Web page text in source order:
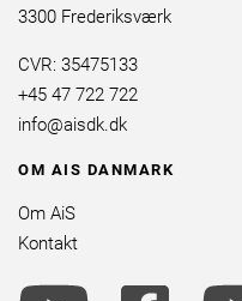
3300 Frederiksværk
CVR: 35475133
+45 47 722 722
info@aisdk.dk
OM AIS DANMARK
Om AiS
Kontakt
youtube
facebook